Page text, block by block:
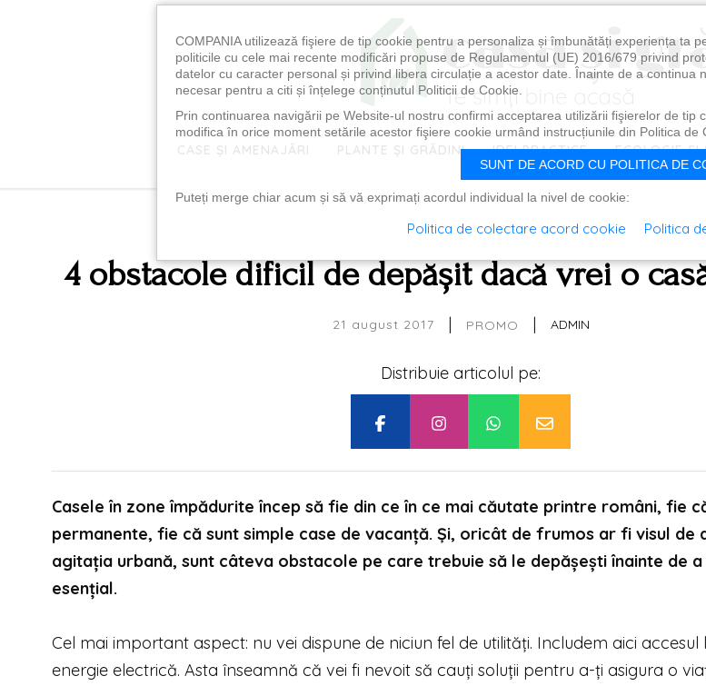
CASE ȘI AMENAJĂRI PLANTE ȘI GRĂDINI IDEI PRACTICE ECOLOGIE ȘI
4 obstacole dificil de depășit dacă vrei o
21 august 2017 | PROMO | ADMIN
Distribuie articolul pe:
Casele în zone împădurite încep să fie din ce în ce mai căutate printre români, fie
permanente, fie că sunt simple case de vacanță. Și, oricât de frumos ar fi visul de
agitația urbană, sunt câteva obstacole pe care trebuie să le depășești înainte de
esențial.
Cel mai important aspect: nu vei dispune de niciun fel de utilități. Includem aici
energie electrică. Asta înseamnă că vei fi nevoit să cauți soluții pentru a-ți asigura o
COMPANIA utilizează fişiere de tip cookie pentru a personaliza și îmbunătăți experiența ta
politicile cu cele mai recente modificări propuse de Regulamentul (UE) 2016/679 privind
datelor cu caracter personal și privind libera circulație a acestor date. Înainte de a continua
necesar pentru a citi și înțelege conținutul Politicii de Cookie.
Prin continuarea navigării pe Website-ul nostru confirmi acceptarea utilizării fişierelor de tip
modifica în orice moment setările acestor fişiere cookie urmând instrucțiunile din Politica de
SUNT DE ACORD CU POLITICA DE
Puteți merge chiar acum și să vă exprimați acordul individual la nivel de cookie:
Politica de colectare acord cookie Politica